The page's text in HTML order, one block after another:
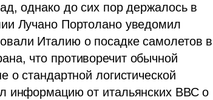
однако до сих пор держалось в
Лучано Портолано уведомил
Италию о посадке самолетов в
что противоречит обычной
о стандартной логистической
информацию от итальянских ВВС о